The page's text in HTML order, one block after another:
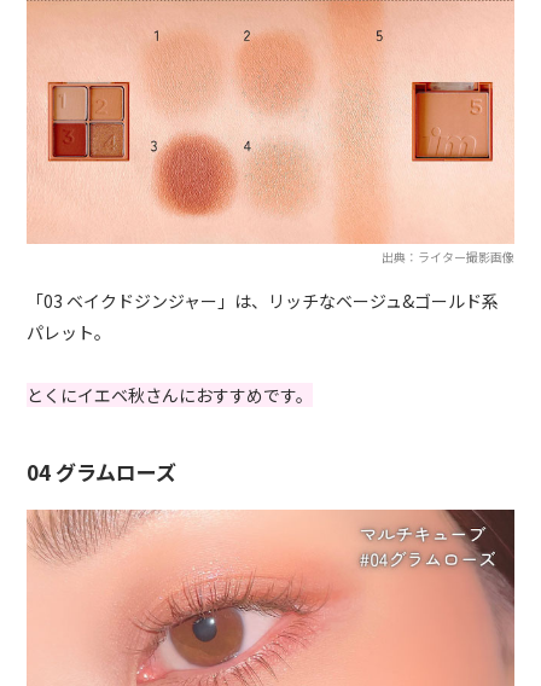
出典：ライター撮影画像
「03 ベイクドジンジャー」は、リッチなベージュ&ゴールド系
パレット。
とくにイエベ秋さんにおすすめです。
04 グラムローズ